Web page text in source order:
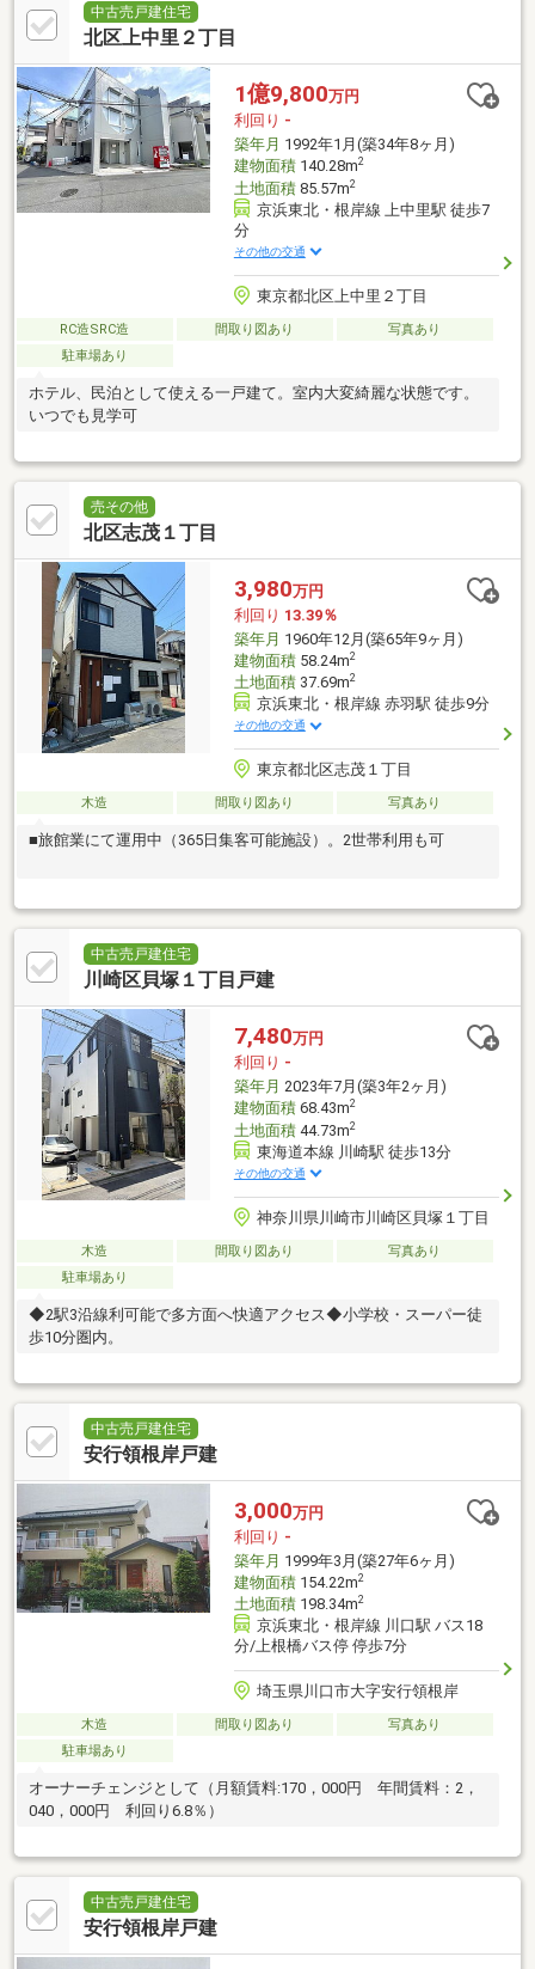
中古売戸建住宅
北区上中里２丁目
1億9,800万円
利回り -
築年月 1992年1月(築34年8ヶ月)
建物面積140.28m2
土地面積85.57m2
京浜東北・根岸線 上中里駅 徒歩7
分
その他の交通
東京都北区上中里２丁目
RC造SRC造 間取り図あり
写真あり
駐車場あり
ホテル、民泊として使える一戸建て。室内大変綺麗な状態です。
いつでも見学可
売その他
北区志茂１丁目
3,980万円
利回り 13.39％
築年月 1960年12月(築65年9ヶ月)
建物面積58.24m2
土地面積37.69m2
京浜東北・根岸線 赤羽駅 徒歩9分
その他の交通
東京都北区志茂１丁目
木造 間取り図あり 写真あり
■旅館業にて運用中（365日集客可能施設）。2世帯利用も可
中古売戸建住宅
川崎区貝塚１丁目戸建
7,480万円
利回り -
築年月 2023年7月(築3年2ヶ月)
建物面積68.43m2
土地面積44.73m2
東海道本線 川崎駅 徒歩13分
その他の交通
神奈川県川崎市川崎区貝塚１丁目
木造 間取り図あり
写真あり
駐車場あり
◆2駅3沿線利可能で多方面へ快適アクセス◆小学校・スーパー徒
歩10分圏内。
中古売戸建住宅
安行領根岸戸建
3,000万円
利回り -
築年月 1999年3月(築27年6ヶ月)
建物面積154.22m2
土地面積198.34m2
京浜東北・根岸線 川口駅 バス18
分/上根橋バス停 停歩7分
埼玉県川口市大字安行領根岸
木造 間取り図あり
写真あり
駐車場あり
オーナーチェンジとして（月額賃料:170，000円 年間賃料：2，
040，000円 利回り6.8％）
中古売戸建住宅
安行領根岸戸建